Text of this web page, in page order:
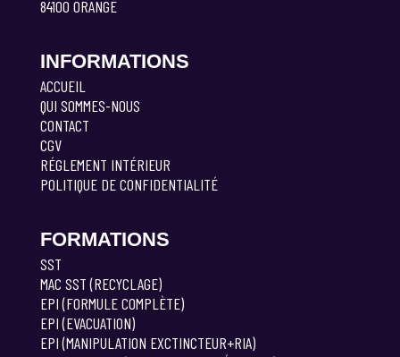
84100 ORANGE
INFORMATIONS
ACCUEIL
QUI SOMMES-NOUS
CONTACT
CGV
RÉGLEMENT INTÉRIEUR
POLITIQUE DE CONFIDENTIALITÉ
FORMATIONS
SST
MAC SST (RECYCLAGE)
EPI (FORMULE COMPLÈTE)
EPI (EVACUATION)
EPI (MANIPULATION EXCTINCTEUR+RIA)